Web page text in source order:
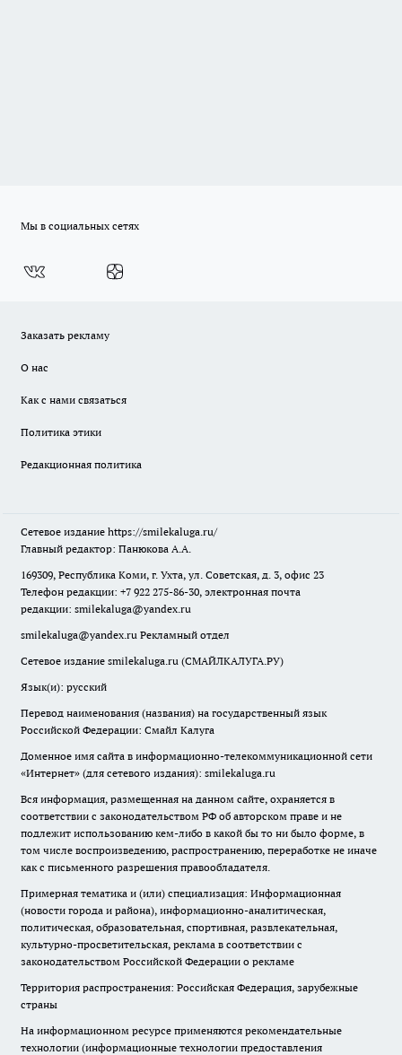
Мы в социальных сетях
Заказать рекламу
О нас
Как с нами связаться
Политика этики
Редакционная политика
Сетевое издание https://smilekaluga.ru/
Главный редактор: Панюкова А.А.
169309, Республика Коми, г. Ухта, ул. Советская, д. 3, офис 23
Телефон редакции: +7 922 275-86-30, электронная почта
редакции: smilekaluga@yandex.ru
smilekaluga@yandex.ru Рекламный отдел
Сетевое издание smilekaluga.ru (СМАЙЛКАЛУГА.РУ)
Язык(и): русский
Перевод наименования (названия) на государственный язык
Российской Федерации: Смайл Калуга
Доменное имя сайта в информационно-телекоммуникационной сети
«Интернет» (для сетевого издания): smilekaluga.ru
Вся информация, размещенная на данном сайте, охраняется в
соответствии с законодательством РФ об авторском праве и не
подлежит использованию кем-либо в какой бы то ни было форме, в
том числе воспроизведению, распространению, переработке не иначе
как с письменного разрешения правообладателя.
Примерная тематика и (или) специализация: Информационная
(новости города и района), информационно-аналитическая,
политическая, образовательная, спортивная, развлекательная,
культурно-просветительская, реклама в соответствии с
законодательством Российской Федерации о рекламе
Территория распространения: Российская Федерация, зарубежные
страны
На информационном ресурсе применяются рекомендательные
технологии (информационные технологии предоставления